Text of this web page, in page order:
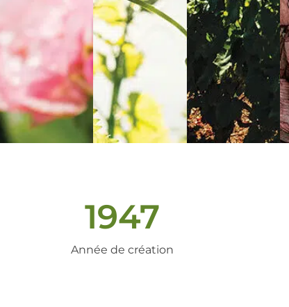
1947
Année de création